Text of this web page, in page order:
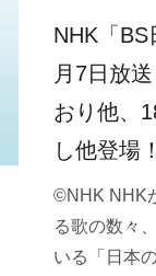
NHK「
月7日放
おり他、
し他登場
©NHK NHK
る歌の数々
いる「日本